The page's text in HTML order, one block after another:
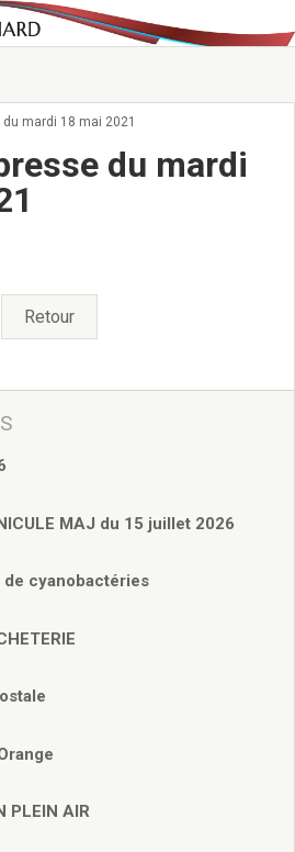
2026
voir
règlementation
funéraire
civil
conseil municipal
mardi 18 mai 2021
du mardi
Retour
MAJ du 15 juillet 2026
cyanobactéries
PLEIN AIR